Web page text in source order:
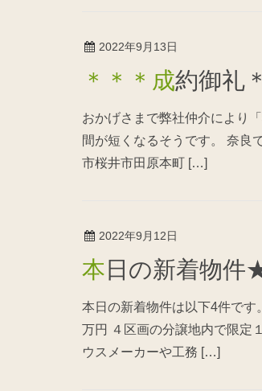
2022年9月13日
＊＊＊成
おかげさまで弊社仲介により
間が短くなるそうです。 奈
市桜井市田原本町 […]
2022年9月12日
本日の新着物
本日の新着物件は以下4件で
万円 ４区画の分譲地内で限定
ウスメーカーや工務 […]